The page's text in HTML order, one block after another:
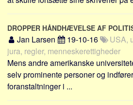
DROPPER HÅNDHÆVELSE AF
Jan Larsen 19-10-16
USA,
jura, regler, menneskerettigheder
Mens andre amerikanske
selv prominente personer og
foranstaltninger i ...